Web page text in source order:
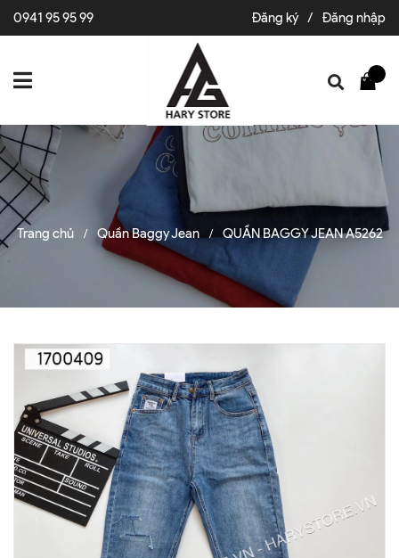
0941 95 95 99 Đăng ký / Đăng nhập
Trang chủ / Quần Baggy Jean / QUẦN BAGGY JEAN A5262